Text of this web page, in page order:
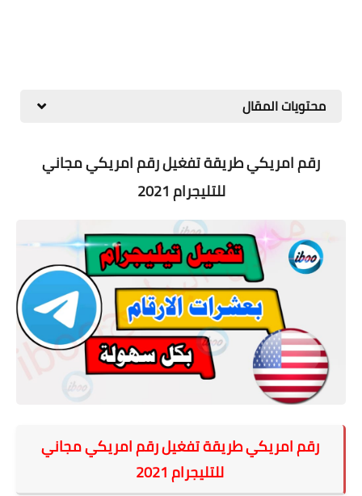
محتويات المقال
رقم امريكي طريقة تفغيل رقم امريكي مجاني
للتليجرام 2021
رقم امريكي طريقة تفغيل رقم امريكي مجاني
للتليجرام 2021